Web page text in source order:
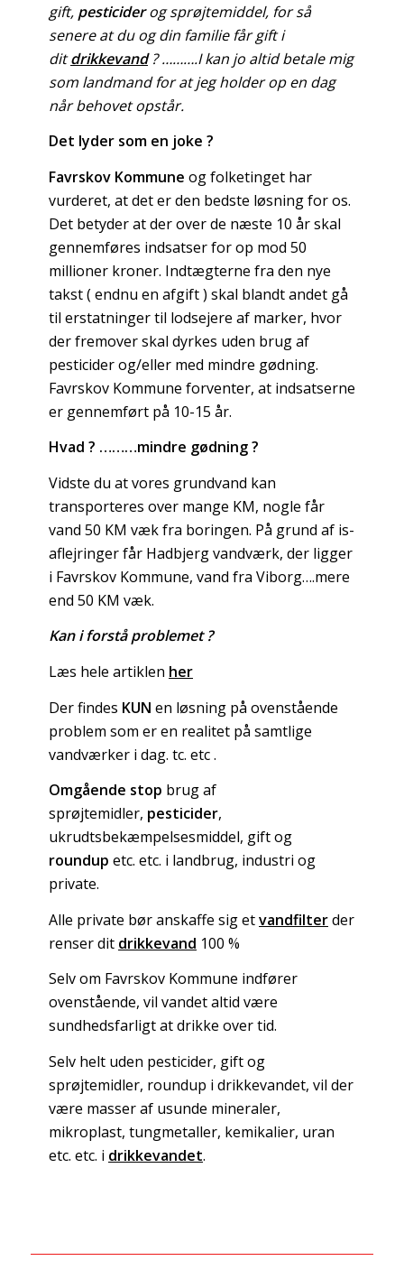
gift, pesticiderog sprøjtemiddel, for så
senere at du og din familie får gift i
ditdrikkevand? ……….I kan jo altid betale mig
som landmand for at jeg holder op en dag
når behovet opstår.
Det lyder som en joke ?
Favrskov Kommune og folketinget har
vurderet, at det er den bedste løsning for os.
Det betyder at der over de næste 10 år skal
gennemføres indsatser for op mod 50
millioner kroner. Indtægterne fra den nye
takst ( endnu en afgift ) skal blandt andet gå
til erstatninger til lodsejere af marker, hvor
der fremover skal dyrkes uden brug af
pesticider og/eller med mindre gødning.
Favrskov Kommune forventer, at indsatserne
er gennemført på 10-15 år.
Hvad ? ………mindre gødning ?
Vidste du at vores grundvand kan
transporteres over mange KM, nogle får
vand 50 KM væk fra boringen. På grund af is-
aflejringer får Hadbjerg vandværk, der ligger
i Favrskov Kommune, vand fra Viborg….mere
end 50 KM væk.
Kan i forstå problemet ?
Læs hele artiklen her
Der findes KUN en løsning på ovenstående
problem som er en realitet på samtlige
vandværker i dag. tc. etc .
Omgående stop brug af
sprøjtemidler, pesticider,
ukrudtsbekæmpelsesmiddel, gift og
roundup etc. etc. i landbrug, industri og
private.
Alle private bør anskaffe sig etvandfilterder
renser dit drikkevand 100 %
Selv om Favrskov Kommune indfører
ovenstående, vil vandet altid være
sundhedsfarligt at drikke over tid.
Selv helt uden pesticider, gift og
sprøjtemidler, roundup i drikkevandet, vil der
være masser af usunde mineraler,
mikroplast, tungmetaller, kemikalier, uran
etc. etc. i drikkevandet.